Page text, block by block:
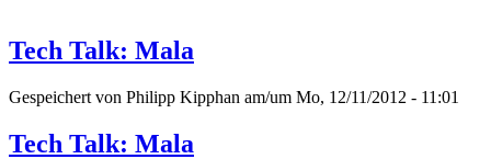
Tech Talk: Mala
Gespeichert von Philipp Kipphan am/um Mo, 12/11/2012 - 11:01
Tech Talk: Mala